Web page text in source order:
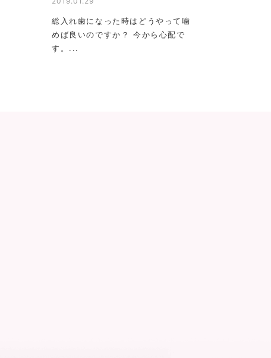
総入れ歯になった時はどうやって噛
めば良いのですか？ 今から心配で
す。...